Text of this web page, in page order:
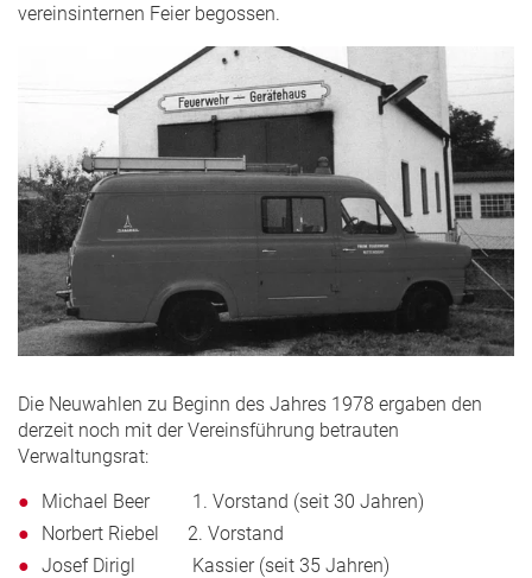
vereinsinternen Feier begossen.
Die Neuwahlen zu Beginn des Jahres 1978 ergaben den
derzeit noch mit der Vereinsführung betrauten
Verwaltungsrat:
Michael Beer 1. Vorstand (seit 30 Jahren)
Norbert Riebel 2. Vorstand
Josef Dirigl Kassier (seit 35 Jahren)